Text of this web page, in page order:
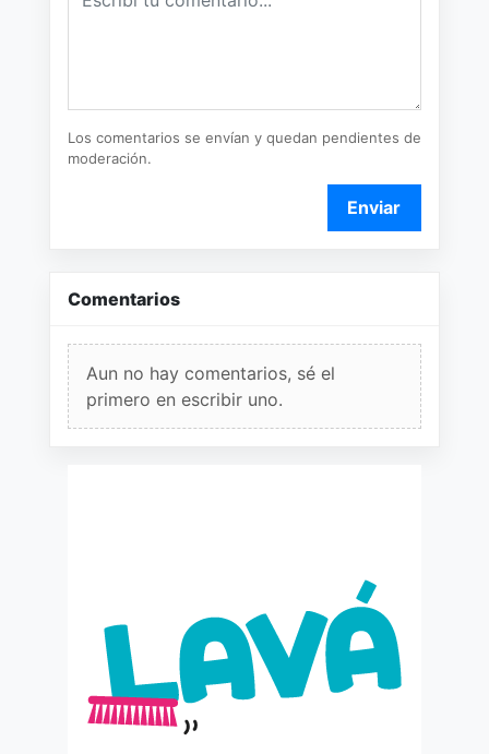
Los comentarios se envían y quedan pendientes de
moderación.
Enviar
Comentarios
Aun no hay comentarios, sé el
primero en escribir uno.